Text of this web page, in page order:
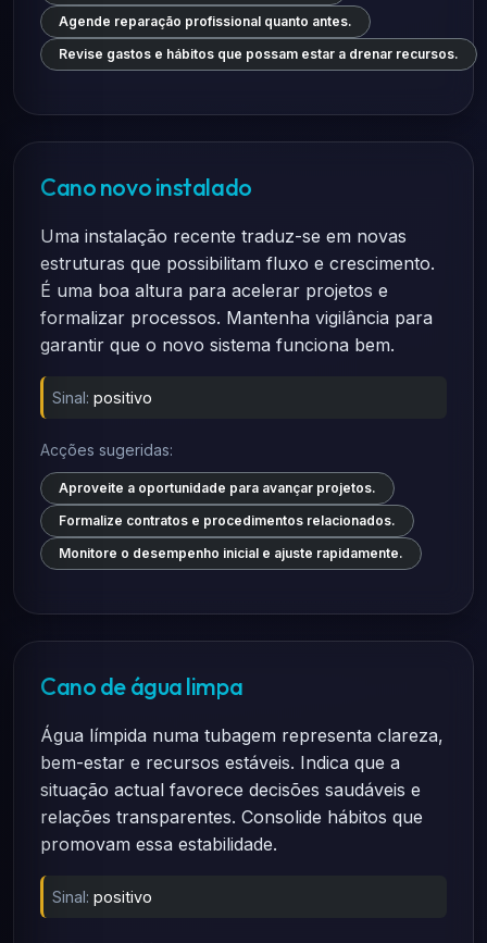
Agende reparação profissional quanto antes.
Revise gastos e hábitos que possam estar a drenar recursos.
Cano novo instalado
Uma instalação recente traduz-se em novas
estruturas que possibilitam fluxo e crescimento.
É uma boa altura para acelerar projetos e
formalizar processos. Mantenha vigilância para
garantir que o novo sistema funciona bem.
Sinal: positivo
Acções sugeridas:
Aproveite a oportunidade para avançar projetos.
Formalize contratos e procedimentos relacionados.
Monitore o desempenho inicial e ajuste rapidamente.
Cano de água limpa
Água límpida numa tubagem representa clareza,
bem-estar e recursos estáveis. Indica que a
situação actual favorece decisões saudáveis e
relações transparentes. Consolide hábitos que
promovam essa estabilidade.
Sinal: positivo